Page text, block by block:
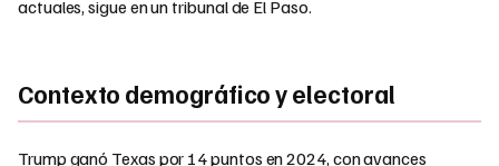
actuales, sigue en un tribunal de El Paso.
Contexto demográfico y electoral
Trump ganó Texas por 14 puntos en 2024, con avances